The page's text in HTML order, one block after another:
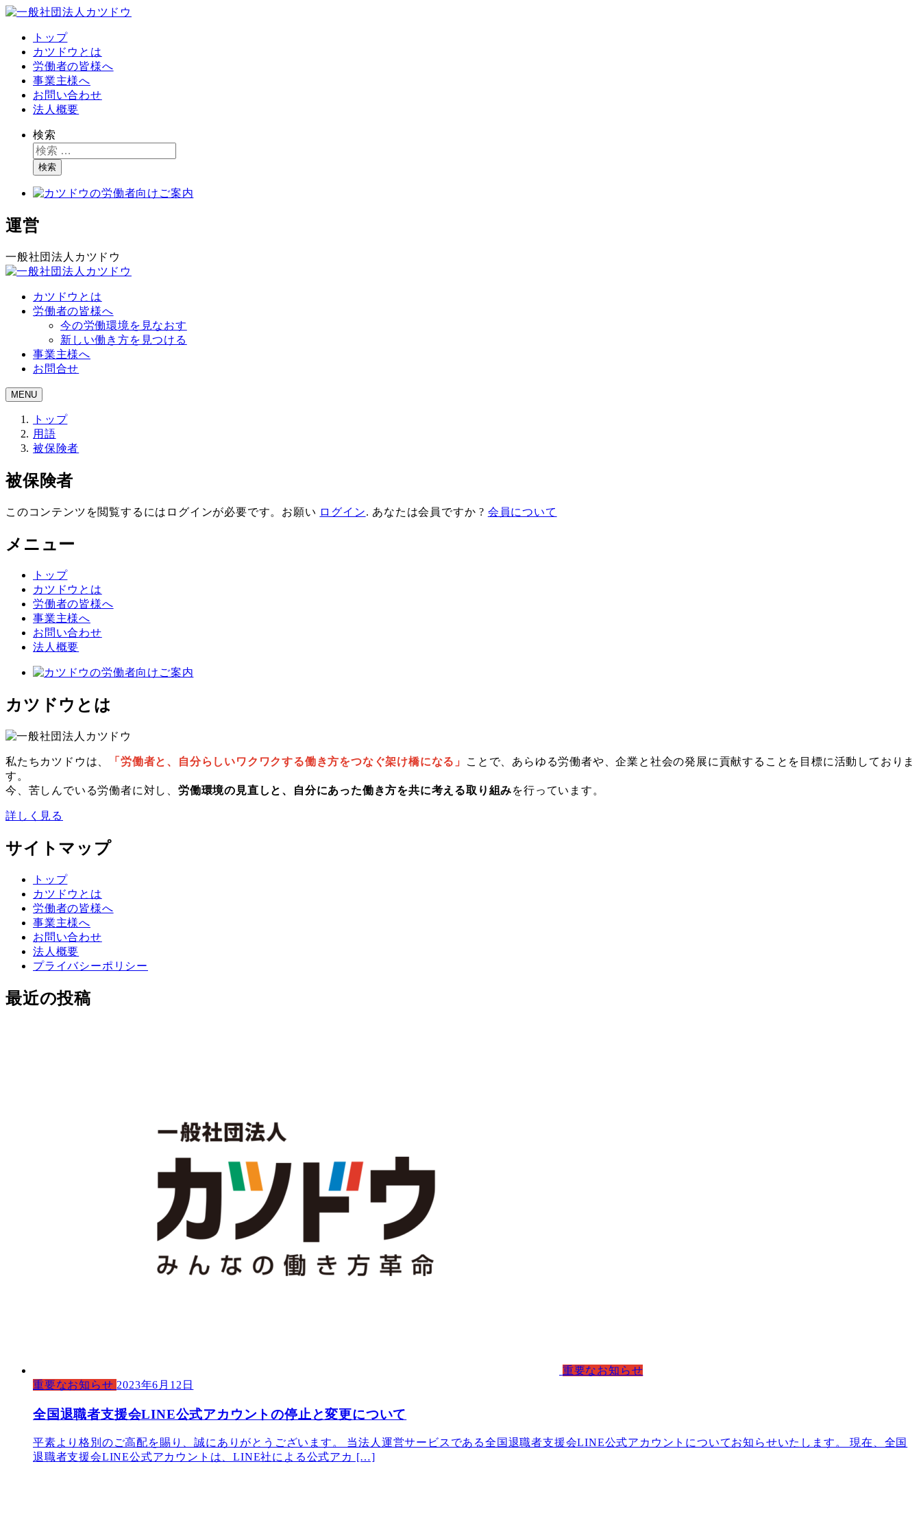
トップ
カツドウとは
労働者の皆様へ
事業主様へ
お問い合わせ
法人概要
検索
検索
運営
一般社団法人カツドウ
カツドウとは
労働者の皆様へ
今の労働環境を見なおす
新しい働き方を見つける
事業主様へ
お問合せ
MENU
トップ
用語
被保険者
被保険者
このコンテンツを閲覧するにはログインが必要です。お願い ログイン. あなたは会員ですか ? 会員について
メニュー
トップ
カツドウとは
労働者の皆様へ
事業主様へ
お問い合わせ
法人概要
カツドウとは
私たちカツドウは、 「労働者と、自分らしいワクワクする働き方をつなぐ架け橋になる」
ことで、あらゆる労働者や、企業と社会の発展に貢献することを目標に活動しておりま
す。
今、苦しんでいる労働者に対し、 労働環境の見直しと、自分にあった働き方を共に考える取り組みを行っています。
詳しく見る
サイトマップ
トップ
カツドウとは
労働者の皆様へ
事業主様へ
お問い合わせ
法人概要
プライバシーポリシー
最近の投稿
重要なお知らせ
重要なお知らせ 2023年6月12日
全国退職者支援会LINE公式アカウントの停止と変更について
平素より格別のご高配を賜り、誠にありがとうございます。 当法人運営サービスである全国退職者支援会LINE公式アカウントについてお知らせいたします。 現在、全国
退職者支援会LINE公式アカウントは、LINE社による公式アカ […]